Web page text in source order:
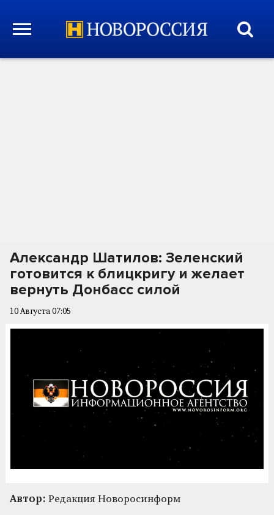
Александр Шатилов: Зеленский
готовится к блицкригу и желает
вернуть Донбасс силой
10 Августа 07:05
Автор: Редакция Новоросинформ